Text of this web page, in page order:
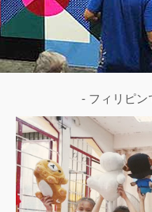
- フィリピン